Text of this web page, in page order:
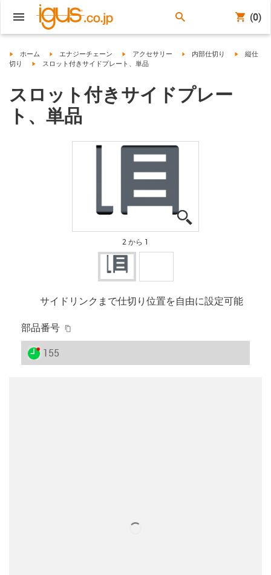
(0)
igus-icon-arrow-right
ホーム igus-icon-arrow-right
エナジーチェーン igus-icon-arrow-right
アクセサリー igus-icon-arrow-right
内部仕切り igus-icon-
縦仕
切り
igus-icon-arrow-right
スロット付きサイドプレート、単品
スロット付きサイドプレー
ト、単品
2 から 1
サイドリンクまで仕切り位置を自由に設定可能
部品番号
igus-icon-lieferzeit-dot
155